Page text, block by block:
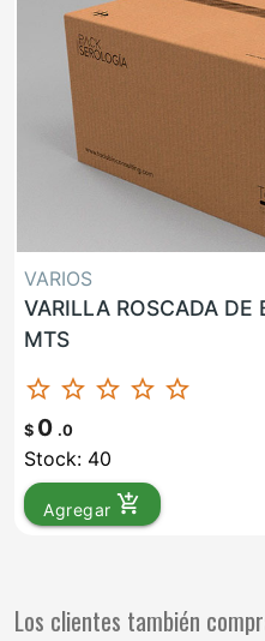
VARIOS
VARILLA ROSCADA DE
MTS
star_border star_border star_border star_border star_border
$ 0 .0
Stock: 40
Agregar add_shopping_cart
Los clientes también